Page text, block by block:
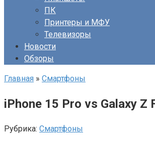
ПК
Принтеры и МФУ
Телевизоры
Новости
Обзоры
Главная » Смартфоны
i͏P͏hone 1͏5 Pro͏ vs G͏alaxy
Рубрика: Смартфоны